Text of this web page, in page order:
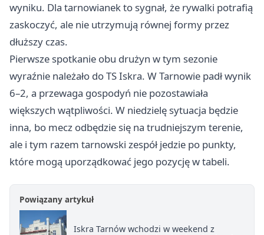
wyniku. Dla tarnowianek to sygnał, że rywalki potrafią
zaskoczyć, ale nie utrzymują równej formy przez
dłuższy czas.
Pierwsze spotkanie obu drużyn w tym sezonie
wyraźnie należało do TS Iskra. W Tarnowie padł wynik
6–2, a przewaga gospodyń nie pozostawiała
większych wątpliwości. W niedzielę sytuacja będzie
inna, bo mecz odbędzie się na trudniejszym terenie,
ale i tym razem tarnowski zespół jedzie po punkty,
które mogą uporządkować jego pozycję w tabeli.
Powiązany artykuł
Iskra Tarnów wchodzi w weekend z